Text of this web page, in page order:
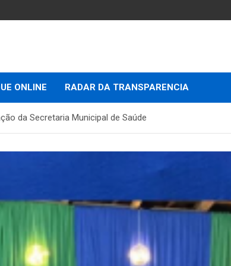
ONLINE RADAR DA TRANSPARENCIA
da Secretaria Municipal de Saúde